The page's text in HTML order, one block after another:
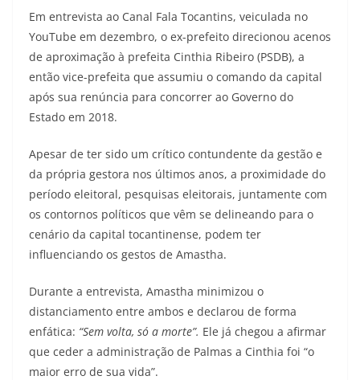
Em entrevista ao Canal Fala Tocantins, veiculada no
YouTube em dezembro, o ex-prefeito direcionou acenos
de aproximação à prefeita Cinthia Ribeiro (PSDB), a
então vice-prefeita que assumiu o comando da capital
após sua renúncia para concorrer ao Governo do
Estado em 2018.
Apesar de ter sido um crítico contundente da gestão e
da própria gestora nos últimos anos, a proximidade do
período eleitoral, pesquisas eleitorais, juntamente com
os contornos políticos que vêm se delineando para o
cenário da capital tocantinense, podem ter
influenciando os gestos de Amastha.
Durante a entrevista, Amastha minimizou o
distanciamento entre ambos e declarou de forma
enfática: “Sem volta, só a morte”. Ele já chegou a afirmar
que ceder a administração de Palmas a Cinthia foi “o
maior erro de sua vida”.